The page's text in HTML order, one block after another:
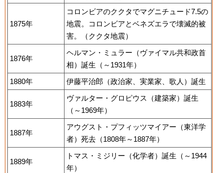
1875年
コロンビアのククタでマグニチュード7.5の
地震。コロンビアとベネズエラで壊滅的被
害。（ククタ地震）
1876年
ヘルマン・ミュラー（ヴァイマル共和政首
相）誕生（～1931年）
1880年
伊藤平治郎（政治家、実業家、歌人）誕生
1883年
ヴァルター・グロピウス（建築家）誕生
（～1969年）
1887年
アウグスト・プフィッツマイアー（東洋学
者）死去（1808年～1887年）
1889年
トマス・ミジリー（化学者）誕生（～1944
年）